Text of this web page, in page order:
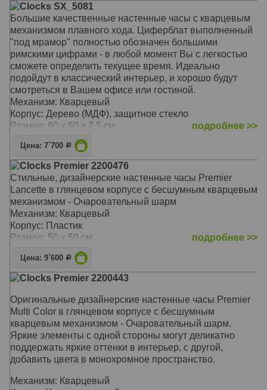
Clocks SX_5081
Большие качественные настенные часы с кварцевым
механизмом плавного хода. Циферблат выполненный
"под мрамор" полностью обозначен большими
римскими цифрами - в любой момент Вы с легкостью
сможете определить текущее время. Идеально
подойдут в классический интерьер, и хорошо будут
смотреться в Вашем офисе или гостиной.
Механизм: Кварцевый
Корпус: Дерево (МДФ), защитное стекло
Размер: 60 х 60 х 7,5 см
подробнее >>
Цена: 7`700 Р
Clocks Premier 2200476
Стильные, дизайнерские настенные часы Premier
Lancette в глянцевом корпусе с бесшумным кварцевым
механизмом - Очаровательный шарм
Механизм: Кварцевый
Корпус: Пластик
Размер: 50 х 50 см
подробнее >>
Цена: 9`600 Р
Clocks Premier 2200443
Оригинальные дизайнерские настенные часы Premier
Multi Color в глянцевом корпусе с бесшумным
кварцевым механизмом - Очаровательный шарм.
Яркие элементы с одной стороны могут деликатно
поддержать яркие оттенки в интерьер, с другой,
добавить цвета в монохромное пространство.
Механизм: Кварцевый